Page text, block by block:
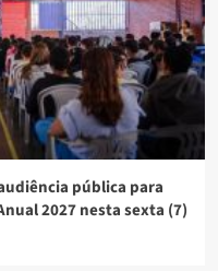
pública para
2027 nesta sexta (7)